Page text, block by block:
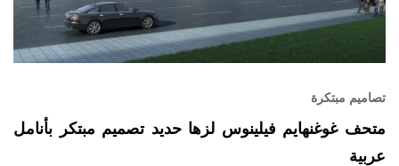
تصاميم مبتكرة
متحف غوغنهايم فيلينوس لزها حديد تصميم مبتكر بأنامل
عربية